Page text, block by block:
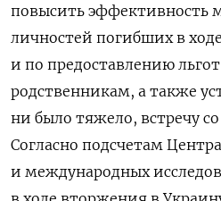
повысить эффективность
личностей погибших в
и по предоставлению
родственникам, а также
ни было тяжело, встречу
Согласно подсчетам
и международных